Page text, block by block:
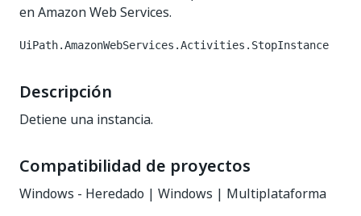
en Amazon Web Services.
UiPath.AmazonWebServices.Activities.StopInstance
Descripción
Detiene una instancia.
Compatibilidad de proyectos
Windows - Heredado | Windows | Multiplataforma